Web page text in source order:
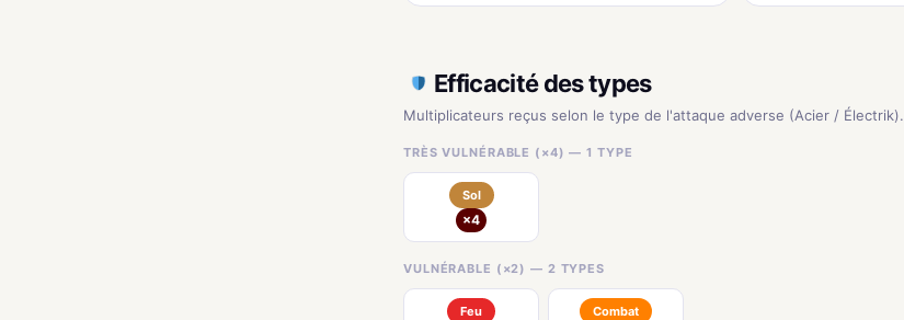
Efficacité des types
Multiplicateurs reçus selon le type de l'attaque adverse (Acier / Électrik).
TRÈS VULNÉRABLE (×4) — 1 TYPE
Sol
×4
VULNÉRABLE (×2) — 2 TYPES
Feu Combat